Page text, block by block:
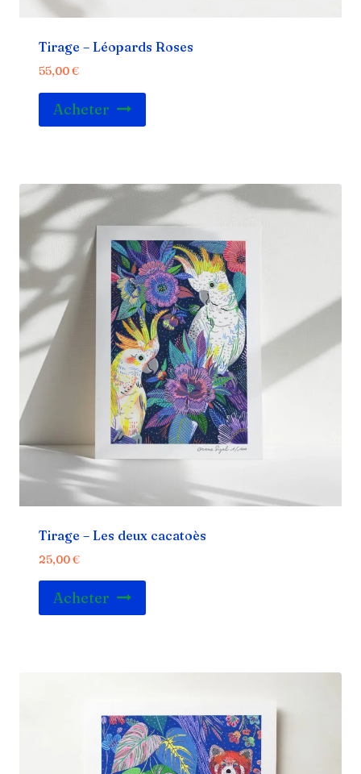
Tirage – Léopards Roses
55,00€
Acheter
Tirage – Les deux cacatoès
25,00€
Acheter